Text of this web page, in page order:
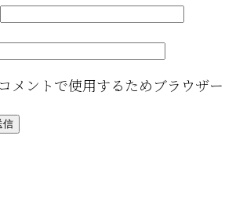
メントで使用するためブラウザ